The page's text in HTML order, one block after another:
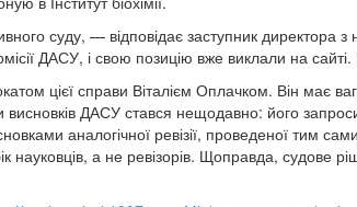
суду, — відповідає заступник директора з
ДАСУ, і свою позицію вже виклали на
цієї справи Віталієм Оплачком. Він має
ДАСУ стався нещодавно: його
аналогічної ревізії, проведеної тим
а не ревізорів. Щоправда, судове